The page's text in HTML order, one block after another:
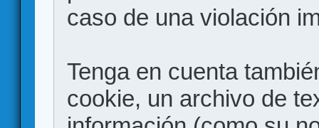
caso de una violación
Tenga en cuenta
cookie, un archivo de